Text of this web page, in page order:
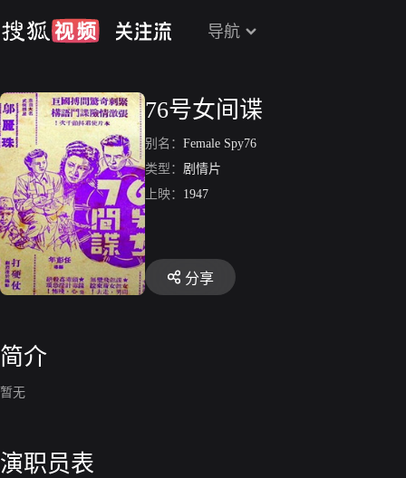
导航
76号女间谍
别名： Female Spy76
类型： 剧情片
上映： 1947
分享
简介
暂无
演职员表